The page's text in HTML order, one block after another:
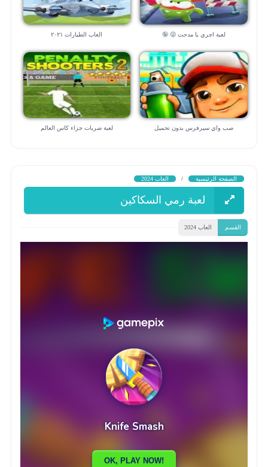
لعبة اجري يا مدحت 😜 🤪 العاب الطيارات ٢٠٢١
صب واي سيرفرس بدون تحميل لعبة ضربات جزاء كاس العالم
الصفحة الرئيسية / العاب 2024
لعبة رمي السكاكين
القسم العاب 2024